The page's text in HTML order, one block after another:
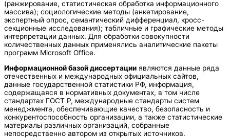
(ранжирование, статистическая обработка информационного
массива); социологические методы (анкетирование,
экспертный опрос, семантический дифференциал, кросс-
секционные исследования); табличные и графические методы
интерпретации данных. Для обработки совокупности
количественных данных применялись аналитические пакеты
программ Microsoft Office.
Информационной базой диссертации являются данные ряда
отечественных и международных официальных сайтов,
данные государственной статистики РФ, информация,
содержащаяся в нормативных документах, в том числе
стандартах ГОСТ Р, международные стандарты систем
менеджмента, обеспечивающие качество, безопасность и
конкурентоспособность организации, а также статистические
материалы различных организаций, собранные
непосредственно автором из открытых источников.